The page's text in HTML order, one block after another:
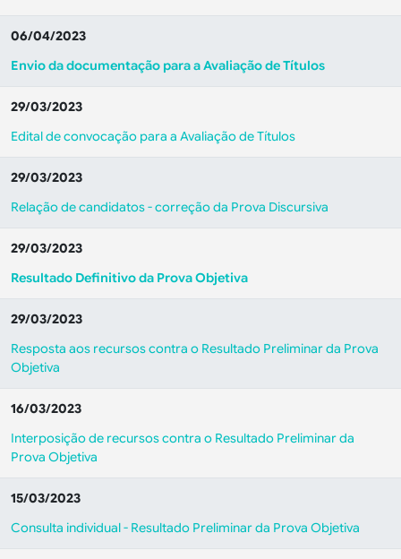
06/04/2023
Envio da documentação para a Avaliação de Títulos
29/03/2023
Edital de convocação para a Avaliação de Títulos
29/03/2023
Relação de candidatos - correção da Prova Discursiva
29/03/2023
Resultado Definitivo da Prova Objetiva
29/03/2023
Resposta aos recursos contra o Resultado Preliminar da Prova
Objetiva
16/03/2023
Interposição de recursos contra o Resultado Preliminar da
Prova Objetiva
15/03/2023
Consulta individual - Resultado Preliminar da Prova Objetiva